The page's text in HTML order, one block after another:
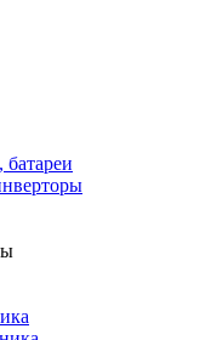
батареи